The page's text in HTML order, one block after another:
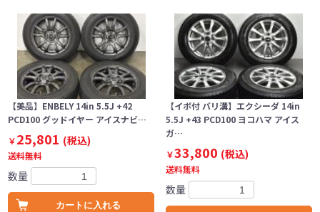
【美品】ENBELY 14in 5.5J +42
PCD100 グッドイヤー アイスナビ…
￥25,801 (税込)
送料無料
数量
カートに入れる
【イボ付 バリ溝】エクシーダ 14in
5.5J +43 PCD100 ヨコハマ アイス
ガ…
￥33,800 (税込)
送料無料
数量